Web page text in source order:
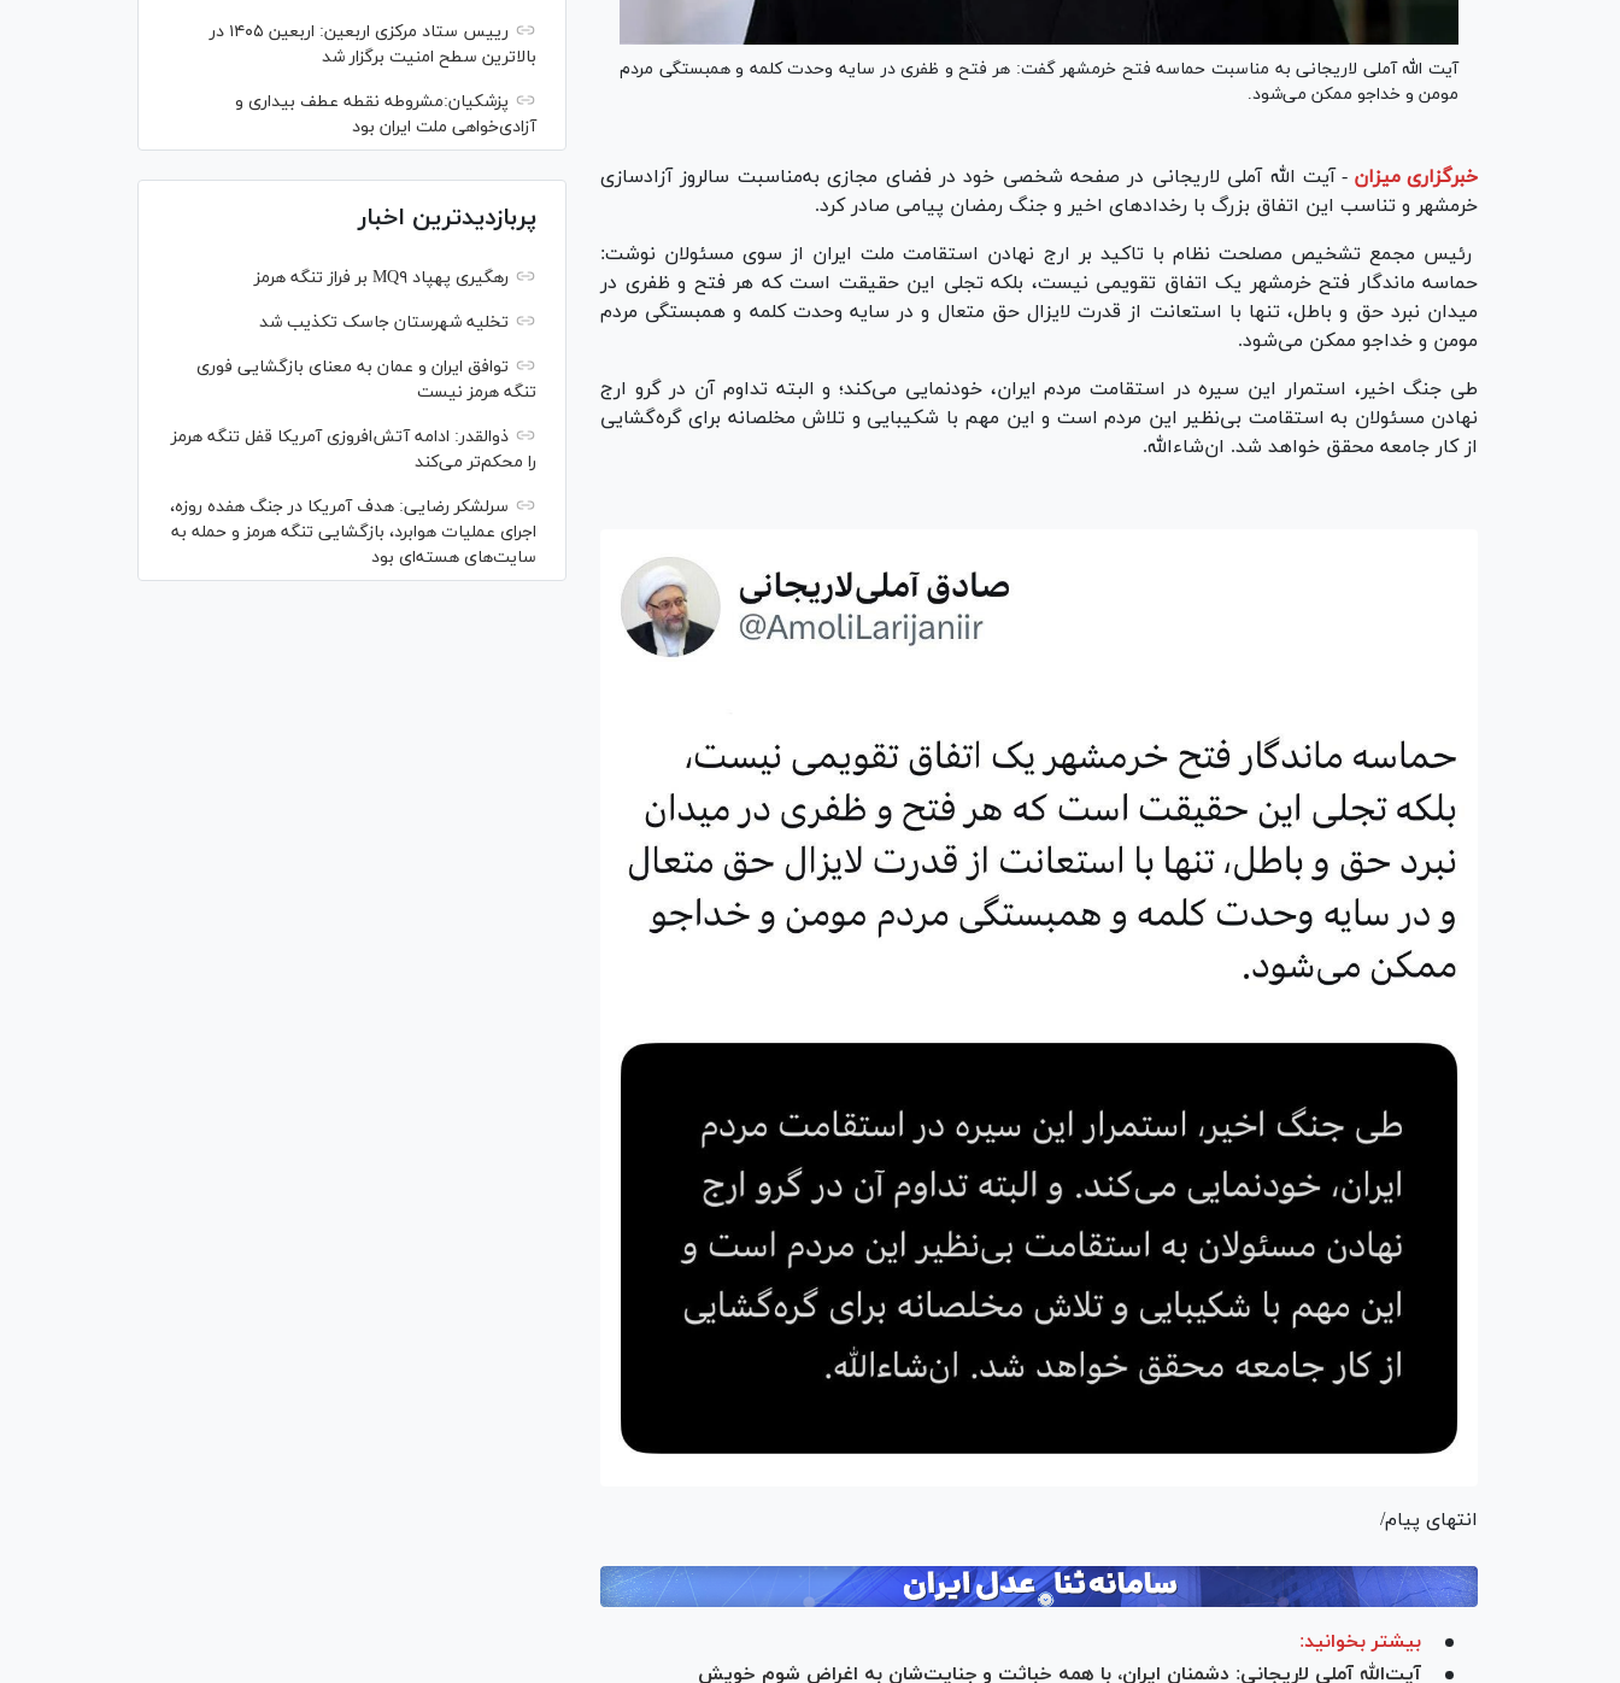
آیت الله آملی لاریجانی به مناسبت حماسه فتح خرمشهر گفت: هر فتح و ظفری در سایه وحدت کلمه و همبستگی مردم
مومن و خداجو ممکن می‌شود.
خبرگزاری میزان - آیت الله آملی لاریجانی در صفحه شخصی خود در فضای مجازی به‌مناسبت سالروز آزادسازی
خرمشهر و تناسب این اتفاق بزرگ با رخداد‌های اخیر و جنگ رمضان پیامی صادر کرد.
رئیس مجمع تشخیص مصلحت نظام با تاکید بر ارج نهادن استقامت ملت ایران از سوی مسئولان نوشت:
حماسه ماندگار فتح خرمشهر یک اتفاق تقویمی نیست، بلکه تجلی این حقیقت است که هر فتح و ظفری در
میدان نبرد حق و باطل، تنها با استعانت از قدرت لایزال حق متعال و در سایه وحدت کلمه و همبستگی مردم
مومن و خداجو ممکن می‌شود.
طی جنگ اخیر، استمرار این سیره در استقامت مردم ایران، خودنمایی می‌کند؛ و البته تداوم آن در گرو ارج
نهادن مسئولان به استقامت بی‌نظیر این مردم است و این مهم با شکیبایی و تلاش مخلصانه برای گره‌گشایی
از کار جامعه محقق خواهد شد. ان‌شاءالله.
انتهای پیام/
بیشتر بخوانید:
آیت‌الله آملی لاریجانی: دشمنان ایران، با همه خباثت و جنایت‌شان به اغراض شوم خویش
رییس ستاد مرکزی اربعین: اربعین ۱۴۰۵ در
بالاترین سطح امنیت برگزار شد
پزشکیان:مشروطه نقطه عطف بیداری و
آزادی‌خواهی ملت ایران بود
پربازدیدترین اخبار
رهگیری پهپاد MQ۹ بر فراز تنگه هرمز
تخلیه شهرستان جاسک تکذیب شد
توافق ایران و عمان به معنای بازگشایی فوری
تنگه هرمز نیست
ذوالقدر: ادامه آتش‌افروزی آمریکا قفل تنگه هرمز
را محکم‌تر می‌کند
سرلشکر رضایی: هدف آمریکا در جنگ هفده روزه،
اجرای عملیات هوابرد، بازگشایی تنگه هرمز و حمله به
سایت‌های هسته‌ای بود